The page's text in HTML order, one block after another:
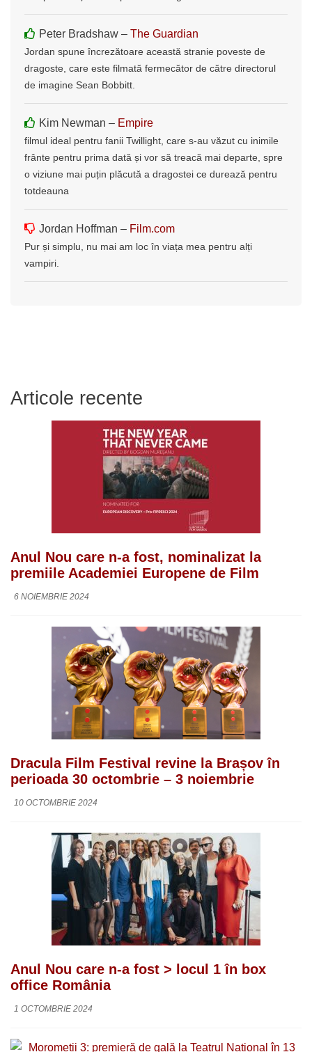
Peter Bradshaw – The Guardian
Jordan spune încrezătoare această stranie poveste de
dragoste, care este filmată fermecător de către directorul
de imagine Sean Bobbitt.
Kim Newman – Empire
filmul ideal pentru fanii Twillight, care s-au văzut cu inimile
frânte pentru prima dată și vor să treacă mai departe, spre
o viziune mai puțin plăcută a dragostei ce durează pentru
totdeauna
Jordan Hoffman – Film.com
Pur și simplu, nu mai am loc în viața mea pentru alți
vampiri.
Articole recente
Anul Nou care n-a fost, nominalizat la
premiile Academiei Europene de Film
6 NOIEMBRIE 2024
Dracula Film Festival revine la Brașov în
perioada 30 octombrie – 3 noiembrie
10 OCTOMBRIE 2024
Anul Nou care n-a fost > locul 1 în box
office România
1 OCTOMBRIE 2024